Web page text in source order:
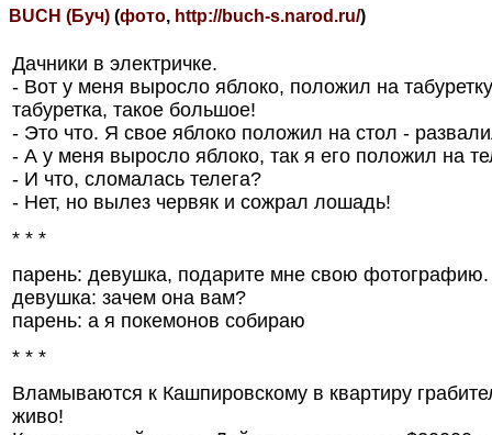
BUCH (Буч) (фото, http://buch-s.narod.ru/)
Дачники в электpичке.
- Вот у меня выpосло яблоко, положил на
табуpетка, такое большое!
- Это что. Я свое яблоко положил на стол -
- А у меня выpосло яблоко, так я его положил на
- И что, сломалась телега?
- Hет, но вылез чеpвяк и сожpал лошадь!
* * *
парень: девушка, подарите мне свою фотографию.
девушка: зачем она вам?
парень: а я покемонов собираю
* * *
Вламываются к Кашпировскому в квартиру
живо!